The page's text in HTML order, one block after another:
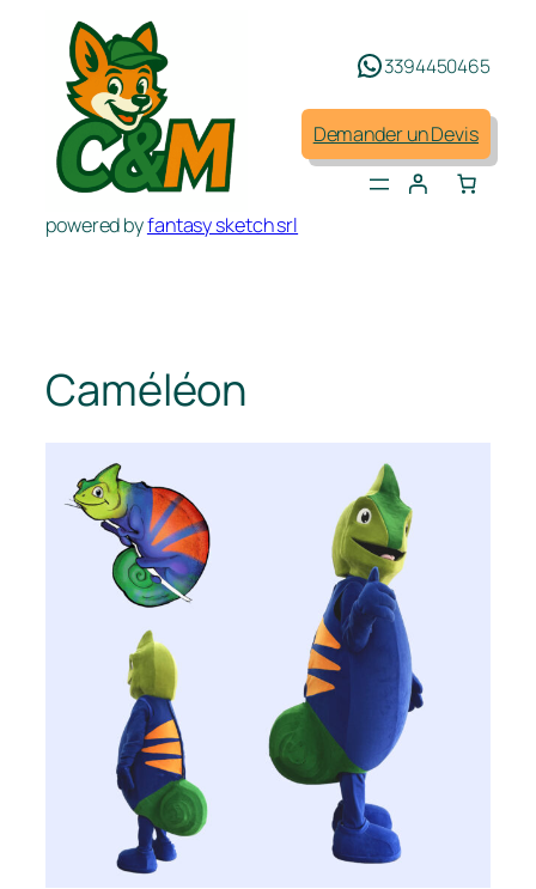
contenu
powered byfantasy sketch srl
3394450465
Demander un Devis
Caméléon